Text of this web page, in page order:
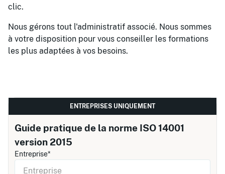
clic.
Nous gérons tout l'administratif associé. Nous sommes
à votre disposition pour vous conseiller les formations
les plus adaptées à vos besoins.
ENTREPRISES UNIQUEMENT
Guide pratique de la norme ISO 14001
version 2015
Entreprise*